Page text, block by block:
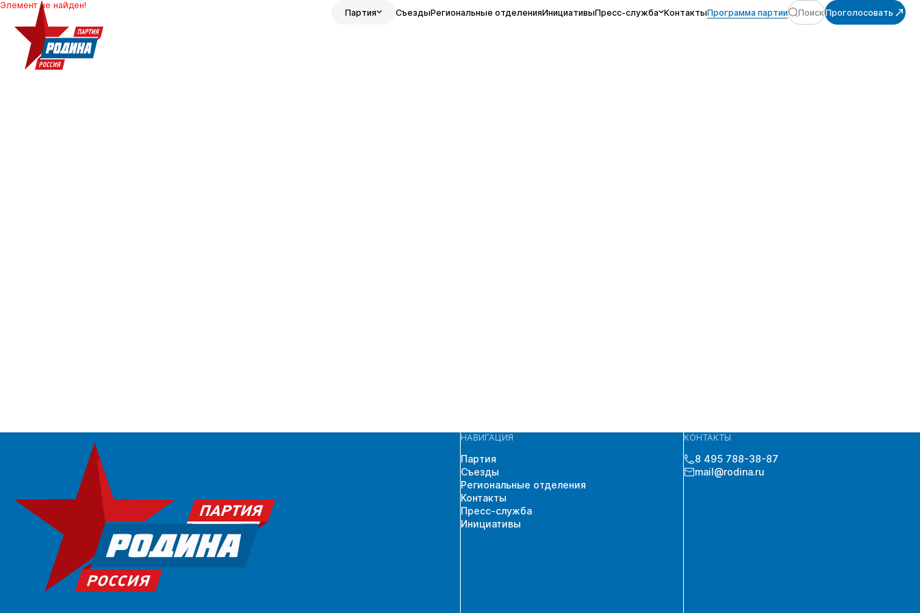
Партия СъездыРегиональные отделенияИнициативыПресс-служба КонтактыПрограмма партии ПоискПроголосовать
Элемент не найден!
НАВИГАЦИЯ
Партия
Съезды
Региональные отделения
Контакты
Пресс-служба
Инициативы
КОНТАКТЫ
8 495 788-38-87
mail@rodina.ru